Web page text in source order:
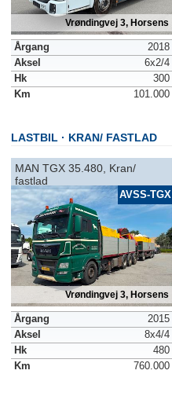
Vrøndingvej 3, Horsens
Årgang
2018
Aksel
6x2/4
Hk
300
Km
101.000
LASTBIL KRAN/ FASTLAD
MAN TGX 35.480, Kran/
fastlad
AVSS-TGX
Vrøndingvej 3, Horsens
Årgang
2015
Aksel
8x4/4
Hk
480
Km
760.000